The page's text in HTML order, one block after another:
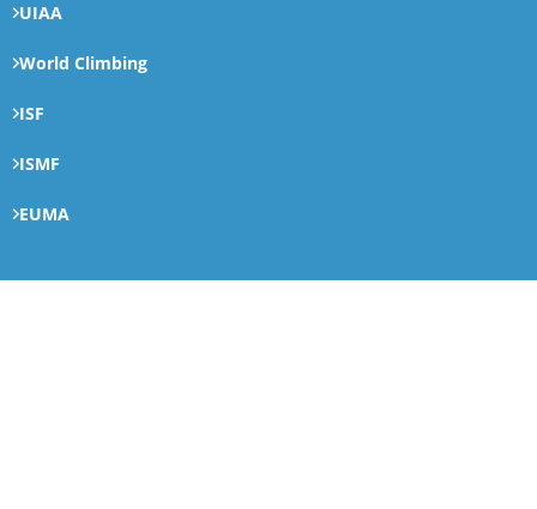
UIAA
World Climbing
ISF
ISMF
EUMA